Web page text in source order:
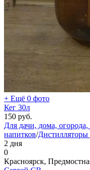
+ Ещё 0 фото
Кег 30л
150 руб.
Для дачи, дома,
напитков/
2 дня
0
Красноярск,